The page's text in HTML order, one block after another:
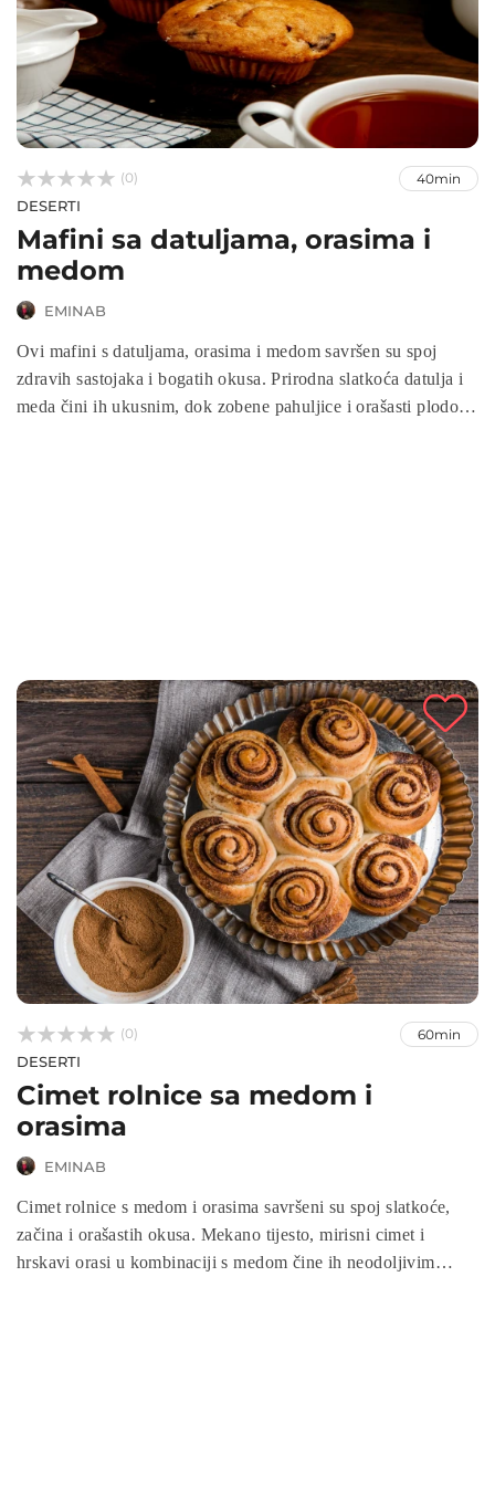


 (0) 40min
DESERTI
Mafini sa datuljama, orasima i
medom
EMINAB
Ovi mafini s datuljama, orasima i medom savršen su spoj
zdravih sastojaka i bogatih okusa. Prirodna slatkoća datulja i
meda čini ih ukusnim, dok zobene pahuljice i orašasti plodovi


 (0) 60min
DESERTI
Cimet rolnice sa medom i
orasima
EMINAB
Cimet rolnice s medom i orasima savršeni su spoj slatkoće,
začina i orašastih okusa. Mekano tijesto, mirisni cimet i
hrskavi orasi u kombinaciji s medom čine ih neodoljivim